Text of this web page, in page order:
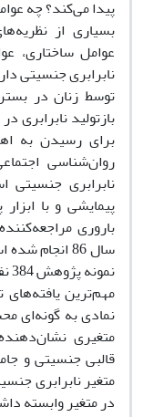
پیدا می‌کند؟ چه
بسیاری از
عوامل ساختاری،
نابرابری جنسیتی
توسط زنان در
بازتولید
برای رسیدن به
روان‌شناسی
نابرابری
پیمایشی و با
باروری
سال 86
نمونه پژوهش 384 نفر می‌باشد.
مهم‌ترین
نمادی به گونه‌ای
متغیری
متغیر نابرابری
در متغیر وابسته